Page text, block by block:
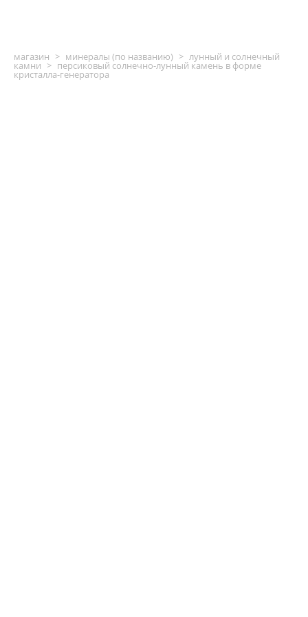
магазин > минералы (по названию) > лунный и солнечный
камни > персиковый солнечно-лунный камень в форме
кристалла-генератора